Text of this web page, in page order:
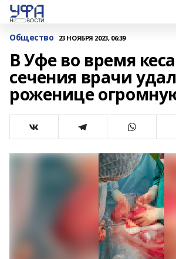
Общество 23 НОЯБРЯ 2023, 06:39
В Уфе во время
сечения врачи
роженице